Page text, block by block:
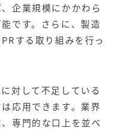
企業規模にかかわら
です。さらに、製造
する取り組みを行っ
対して不足している
応用できます。業界
専門的な口上を並べ